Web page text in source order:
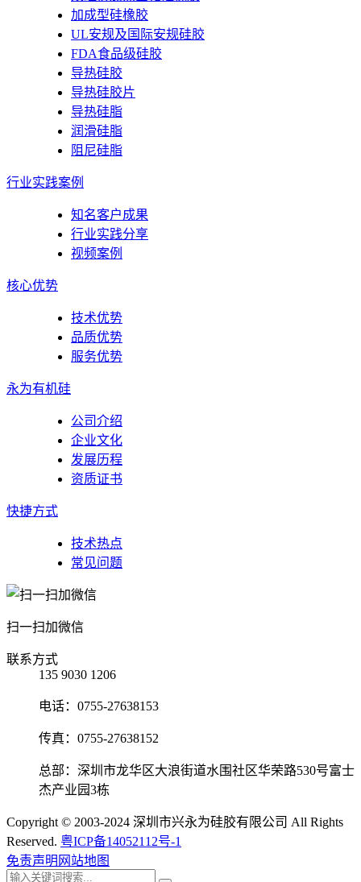
加成型硅橡胶
UL安规及国际安规硅胶
FDA食品级硅胶
导热硅胶
导热硅胶片
导热硅脂
润滑硅脂
阻尼硅脂
行业实践案例
知名客户成果
行业实践分享
视频案例
核心优势
技术优势
品质优势
服务优势
永为有机硅
公司介绍
企业文化
发展历程
资质证书
快捷方式
技术热点
常见问题
扫一扫加微信
联系方式
135 9030 1206
电话：0755-27638153
传真：0755-27638152
总部：深圳市龙华区大浪街道水围社区华荣路530号富士
杰产业园3栋
Copyright © 2003-2024 深圳市兴永为硅胶有限公司 All Rights
Reserved. 粤ICP备14052112号-1
免责声明 网站地图